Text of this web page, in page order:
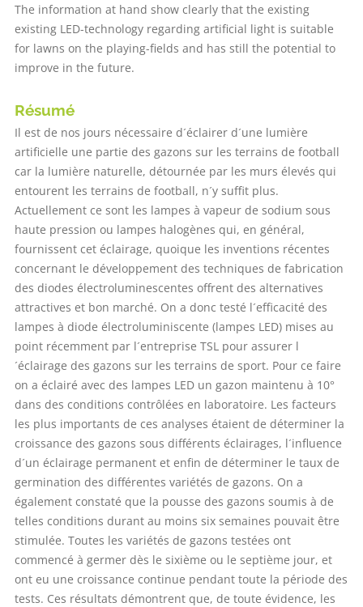
The information at hand show clearly that the existing
existing LED-technology regarding artificial light is suitable
for lawns on the playing-fields and has still the potential to
improve in the future.
Résumé
Il est de nos jours nécessaire d´éclairer d´une lumière
artificielle une partie des gazons sur les terrains de football
car la lumière naturelle, détournée par les murs élevés qui
entourent les terrains de football, n´y suffit plus.
Actuellement ce sont les lampes à vapeur de sodium sous
haute pression ou lampes halogènes qui, en général,
fournissent cet éclairage, quoique les inventions récentes
concernant le développement des techniques de fabrication
des diodes électroluminescentes offrent des alternatives
attractives et bon marché. On a donc testé l´efficacité des
lampes à diode électroluminiscente (lampes LED) mises au
point récemment par l´entreprise TSL pour assurer l
´éclairage des gazons sur les terrains de sport. Pour ce faire
on a éclairé avec des lampes LED un gazon maintenu à 10°
dans des conditions contrôlées en laboratoire. Les facteurs
les plus importants de ces analyses étaient de déterminer la
croissance des gazons sous différents éclairages, l´influence
d´un éclairage permanent et enfin de déterminer le taux de
germination des différentes variétés de gazons. On a
également constaté que la pousse des gazons soumis à de
telles conditions durant au moins six semaines pouvait être
stimulée. Toutes les variétés de gazons testées ont
commencé à germer dès le sixième ou le septième jour, et
ont eu une croissance continue pendant toute la période des
tests. Ces résultats démontrent que, de toute évidence, les